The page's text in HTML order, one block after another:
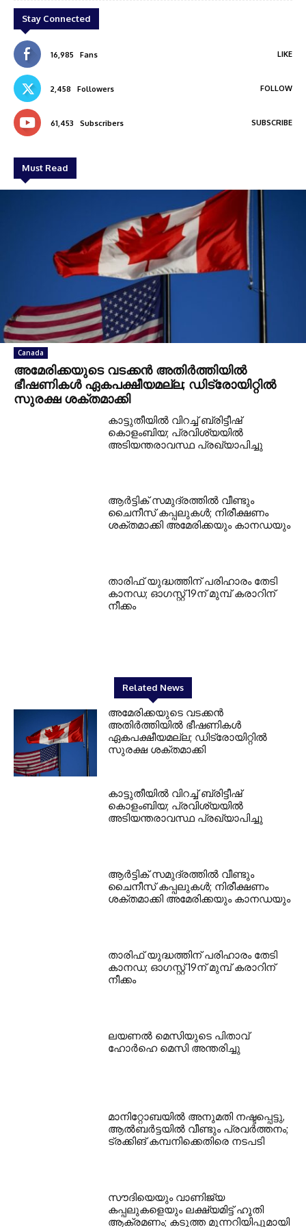
Stay Connected
16,985 Fans LIKE
2,458 Followers FOLLOW
61,453 Subscribers SUBSCRIBE
Must Read
Canada
അമേരിക്കയുടെ വടക്കൻ അതിർത്തിയിൽ
ഭീഷണികൾ ഏകപക്ഷീയമല്ല; ഡിട്രോയിറ്റിൽ
സുരക്ഷ ശക്തമാക്കി
കാട്ടുതീയിൽ വിറച്ച് ബ്രിട്ടീഷ്
കൊളംബിയ; പ്രവിശ്യയിൽ
അടിയന്തരാവസ്ഥ പ്രഖ്യാപിച്ചു
ആർട്ടിക് സമുദ്രത്തിൽ വീണ്ടും
ചൈനീസ് കപ്പലുകൾ; നിരീക്ഷണം
ശക്തമാക്കി അമേരിക്കയും കാനഡയും
താരിഫ് യുദ്ധത്തിന് പരിഹാരം തേടി
കാനഡ; ഓഗസ്റ്റ് 19ന് മുമ്പ് കരാറിന്
നീക്കം
Related News
അമേരിക്കയുടെ വടക്കൻ
അതിർത്തിയിൽ ഭീഷണികൾ
ഏകപക്ഷീയമല്ല; ഡിട്രോയിറ്റിൽ
സുരക്ഷ ശക്തമാക്കി
കാട്ടുതീയിൽ വിറച്ച് ബ്രിട്ടീഷ്
കൊളംബിയ; പ്രവിശ്യയിൽ
അടിയന്തരാവസ്ഥ പ്രഖ്യാപിച്ചു
ആർട്ടിക് സമുദ്രത്തിൽ വീണ്ടും
ചൈനീസ് കപ്പലുകൾ; നിരീക്ഷണം
ശക്തമാക്കി അമേരിക്കയും കാനഡയും
താരിഫ് യുദ്ധത്തിന് പരിഹാരം തേടി
കാനഡ; ഓഗസ്റ്റ് 19ന് മുമ്പ് കരാറിന്
നീക്കം
ലയണൽ മെസിയുടെ പിതാവ്
ഹോർഹെ മെസി അന്തരിച്ചു
മാനിറ്റോബയിൽ അനുമതി നഷ്ടപ്പെട്ടു,
ആൽബർട്ടയിൽ വീണ്ടും പ്രവർത്തനം;
ട്രക്കിങ് കമ്പനിക്കെതിരെ നടപടി
സൗദിയെയും വാണിജ്യ
കപ്പലുകളെയും ലക്ഷ്യമിട്ട് ഹൂതി
ആക്രമണം; കടുത്ത മുന്നറിയിപ്പുമായി